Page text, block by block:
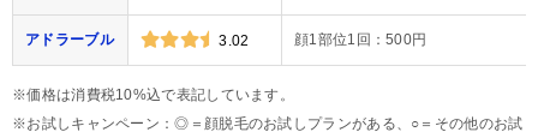
アドラーブル 3.02 顔1部位1回：500円
※価格は消費税10%込で表記しています。
※お試しキャンペーン：◎＝顔脱毛のお試しプランがある、○＝その他のお試